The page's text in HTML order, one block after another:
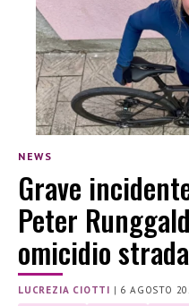
NEWS
Grave
Peter
omicidio
LUCREZIA CIOTTI | 6 AGOSTO